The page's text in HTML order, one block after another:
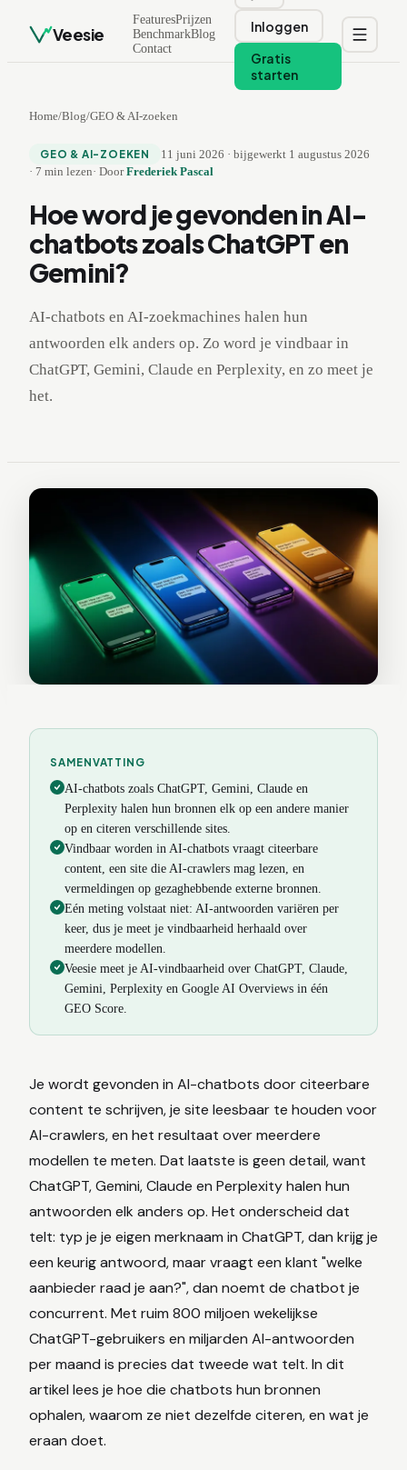
Veesie
FeaturesPrijzen
BenchmarkBlog
Contact
Inloggen
Gratis
starten
Home/Blog/GEO & AI-zoeken
GEO & AI-ZOEKEN 11 juni 2026 ·bijgewerkt 1 augustus 2026
· 7 min lezen· Door Frederiek Pascal
Hoe word je gevonden in AI-
chatbots zoals ChatGPT en
Gemini?
AI-chatbots en AI-zoekmachines halen hun
antwoorden elk anders op. Zo word je vindbaar in
ChatGPT, Gemini, Claude en Perplexity, en zo meet je
het.
SAMENVATTING
AI-chatbots zoals ChatGPT, Gemini, Claude en
Perplexity halen hun bronnen elk op een andere manier
op en citeren verschillende sites.
Vindbaar worden in AI-chatbots vraagt citeerbare
content, een site die AI-crawlers mag lezen, en
vermeldingen op gezaghebbende externe bronnen.
Eén meting volstaat niet: AI-antwoorden variëren per
keer, dus je meet je vindbaarheid herhaald over
meerdere modellen.
Veesie meet je AI-vindbaarheid over ChatGPT, Claude,
Gemini, Perplexity en Google AI Overviews in één
GEO Score.
Je wordt gevonden in AI-chatbots door citeerbare
content te schrijven, je site leesbaar te houden voor
AI-crawlers, en het resultaat over meerdere
modellen te meten. Dat laatste is geen detail, want
ChatGPT, Gemini, Claude en Perplexity halen hun
antwoorden elk anders op. Het onderscheid dat
telt: typ je je eigen merknaam in ChatGPT, dan krijg je
een keurig antwoord, maar vraagt een klant "welke
aanbieder raad je aan?", dan noemt de chatbot je
concurrent. Met ruim 800 miljoen wekelijkse
ChatGPT-gebruikers en miljarden AI-antwoorden
per maand is precies dat tweede wat telt. In dit
artikel lees je hoe die chatbots hun bronnen
ophalen, waarom ze niet dezelfde citeren, en wat je
eraan doet.